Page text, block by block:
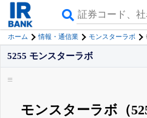
ホーム 情報・通信業 モンスターラボ
5255 モンスターラボ
モンスターラボ（